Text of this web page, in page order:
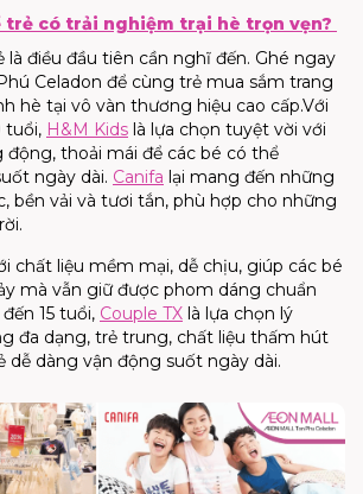
trẻ có trải nghiệm trại hè trọn vẹn?
là điều đầu tiên cần nghĩ đến. Ghé ngay
Celadon để cùng trẻ mua sắm trang
hè tại vô vàn thương hiệu cao cấp.Với
tuổi, H&M Kids là lựa chọn tuyệt vời với
thoải mái để các bé có thể
ngày dài. Canifa lại mang đến những
bền vải và tươi tắn, phù hợp cho những
chất liệu mềm mại, dễ chịu, giúp các bé
mà vẫn giữ được phom dáng chuẩn
15 tuổi, Couple TX là lựa chọn lý
đa dạng, trẻ trung, chất liệu thấm hút
dàng vận động suốt ngày dài.